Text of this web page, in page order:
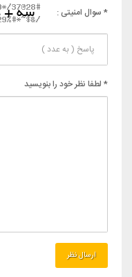
* سوال امنیتی :
* لطفا نظر خود را بنویسید